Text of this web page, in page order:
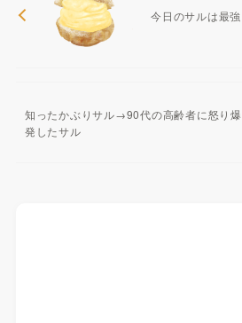
今日のサルは最強
知ったかぶりサル→90代の高齢者に怒り爆
発したサル